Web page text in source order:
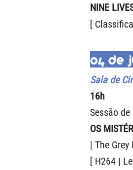
NINE
[
04 de
Sala de
16h
Sessão
OS
| The
[ H264 |